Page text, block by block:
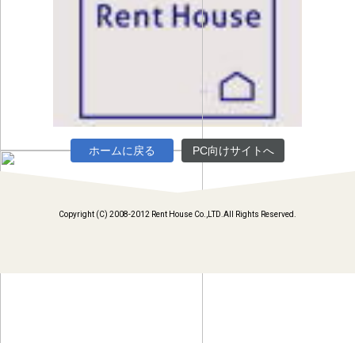
ホームに戻る PC向けサイトへ
Copyright (C) 2008-2012 Rent House Co.,LTD.All Rights Reserved.